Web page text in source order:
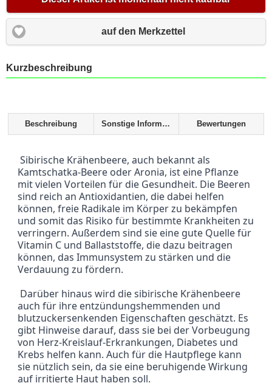
auf den Merkzettel
Kurzbeschreibung
Beschreibung Sonstige Informationen Bewertungen
Sibirische Krähenbeere, auch bekannt als
Kamtschatka-Beere oder Aronia, ist eine Pflanze
mit vielen Vorteilen für die Gesundheit. Die Beeren
sind reich an Antioxidantien, die dabei helfen
können, freie Radikale im Körper zu bekämpfen
und somit das Risiko für bestimmte Krankheiten zu
verringern. Außerdem sind sie eine gute Quelle für
Vitamin C und Ballaststoffe, die dazu beitragen
können, das Immunsystem zu stärken und die
Verdauung zu fördern.
auch für ihre entzündungshemmenden und
blutzuckersenkenden Eigenschaften geschätzt. Es
gibt Hinweise darauf, dass sie bei der Vorbeugung
von Herz-Kreislauf-Erkrankungen, Diabetes und
Krebs helfen kann. Auch für die Hautpflege kann
sie nützlich sein, da sie eine beruhigende Wirkung
auf irritierte Haut haben soll.